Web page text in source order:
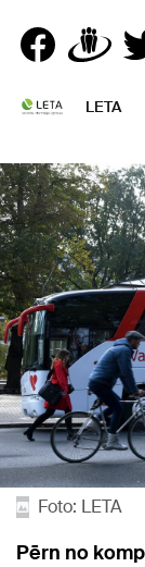
LETA
Foto: LETA
Pērn no